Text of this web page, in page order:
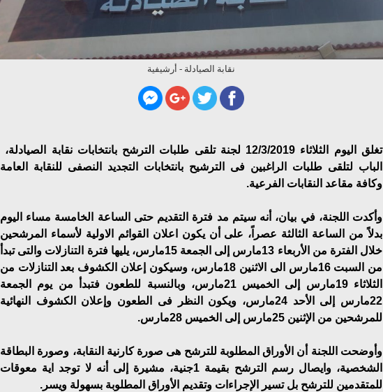
نقابة الصيادلة - أرشيفية
تغلق اليوم الثلاثاء 12/3/2019 لجنة تلقى طلبات الترشح بانتخابات نقابة الصيادلة،
الباب لتلقى طلبات الراغبين فى الترشيح بانتخابات التجديد النصفى للنقابة العامة
وكافة مقاعد النقابات الفرعية.
وأكدت اللجنة، في بيان، أنه سيتم مد فترة التقديم حتى الساعة الخامسة مساء اليوم
بدلاً من الساعة الثالثة عصراً، على أن يكون اعلان القوائم الاولية لأسماء المرشحين
خلال الفترة من الأربعاء 13مارس إلى الجمعة 15مارس، يليها فترة التنازلات والتى تبدأ
من السبت 16مارس الى الاثنين 18مارس، وسيكون إعلان الكشوف بعد التنازلات من
الثلاثاء 19مارس إلى الخميس 21مارس، وبالنسبة للطعون فتبدأ من يوم الجمعة
22مارس إلى الأحد 24مارس، ويكون النظر فى الطعون وإعلان الكشوف النهائية
للمرشحين من الإثنين 25مارس إلى الخميس 28مارس.
وأوضحت اللجنة أن الأوراق المطلوبة للترشح هى صورة كارنية النقابة، وصورة البطاقة
الشخصية، وايصال رسم الترشح بقيمة 1جنية، مشيرة إلى أنه لا توجد اية معوقات
للمتقدمين للترشح بل تسير الإجراءات وتقديم الأوراق المطلوبة بسهولة ويسر.